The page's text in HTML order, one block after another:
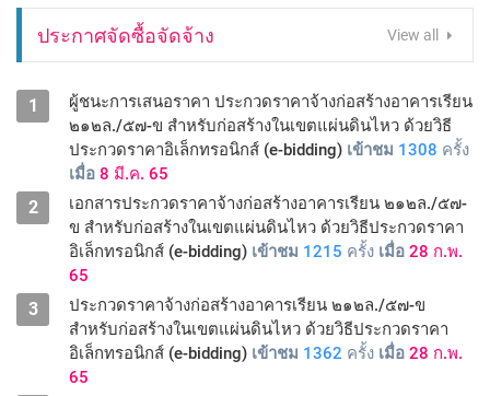
ประกาศจัดซื้อจัดจ้าง View all
1
ผู้ชนะการเสนอราคา ประกวดราคาจ้างก่อสร้างอาคารเรียน
๒๑๒ล./๕๗-ข สำหรับก่อสร้างในเขตแผ่นดินไหว ด้วยวิธี
ประกวดราคาอิเล็กทรอนิกส์ (e-bidding) เข้าชม 1308 ครั้ง
เมื่อ 8 มี.ค. 65
2
เอกสารประกวดราคาจ้างก่อสร้างอาคารเรียน ๒๑๒ล./๕๗-
ข สำหรับก่อสร้างในเขตแผ่นดินไหว ด้วยวิธีประกวดราคา
อิเล็กทรอนิกส์ (e-bidding) เข้าชม 1215 ครั้ง เมื่อ 28 ก.พ.
65
3
ประกวดราคาจ้างก่อสร้างอาคารเรียน ๒๑๒ล./๕๗-ข
สำหรับก่อสร้างในเขตแผ่นดินไหว ด้วยวิธีประกวดราคา
อิเล็กทรอนิกส์ (e-bidding) เข้าชม 1362 ครั้ง เมื่อ 28 ก.พ.
65